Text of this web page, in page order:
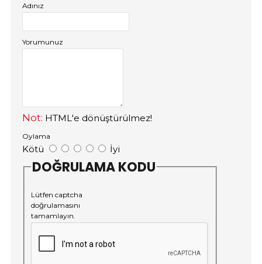
Adınız
Yorumunuz
Not: HTML'e dönüştürülmez!
Oylama
Kötü İyi
DOĞRULAMA KODU
Lütfen captcha
doğrulamasını
tamamlayın.